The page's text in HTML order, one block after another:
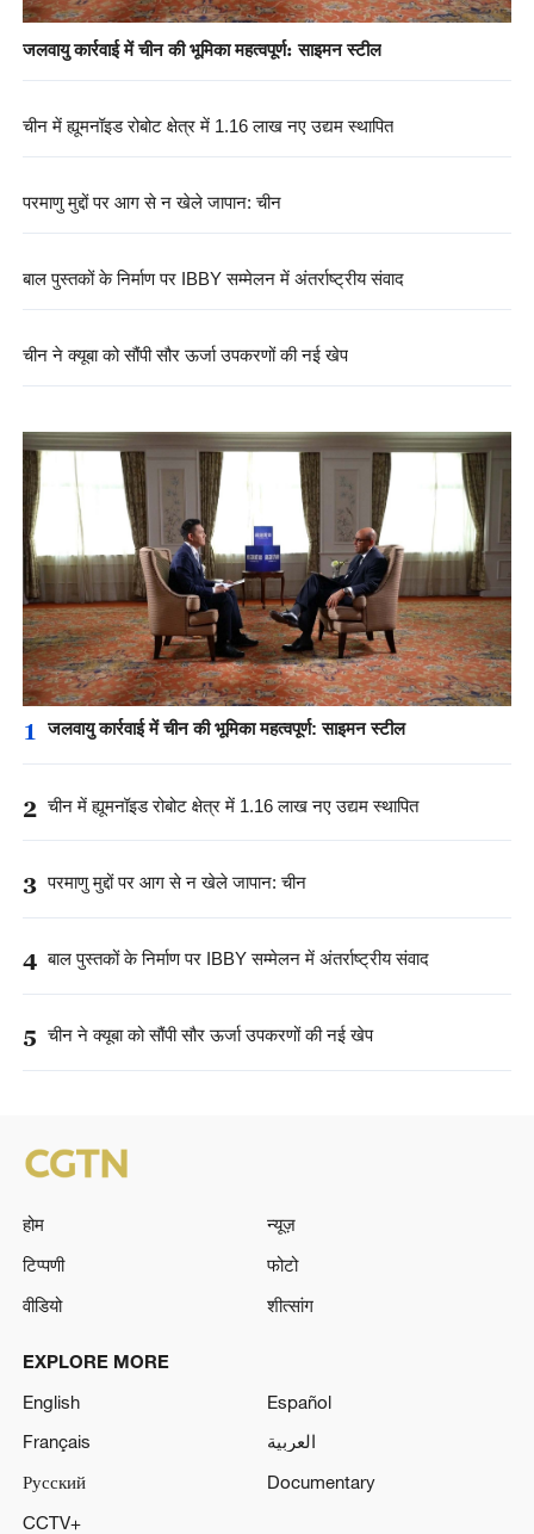
जलवायु कार्रवाई में चीन की भूमिका महत्वपूर्ण: साइमन स्टील
चीन में ह्यूमनॉइड रोबोट क्षेत्र में 1.16 लाख नए उद्यम स्थापित
परमाणु मुद्दों पर आग से न खेले जापान: चीन
बाल पुस्तकों के निर्माण पर IBBY सम्मेलन में अंतर्राष्ट्रीय संवाद
चीन ने क्यूबा को सौंपी सौर ऊर्जा उपकरणों की नई खेप
1 जलवायु कार्रवाई में चीन की भूमिका महत्वपूर्ण: साइमन स्टील
2 चीन में ह्यूमनॉइड रोबोट क्षेत्र में 1.16 लाख नए उद्यम स्थापित
3 परमाणु मुद्दों पर आग से न खेले जापान: चीन
4 बाल पुस्तकों के निर्माण पर IBBY सम्मेलन में अंतर्राष्ट्रीय संवाद
5 चीन ने क्यूबा को सौंपी सौर ऊर्जा उपकरणों की नई खेप
होम
न्यूज़
टिप्पणी
फोटो
वीडियो
शीत्सांग
EXPLORE MORE
English
Español
Français
العربية
Русский
Documentary
CCTV+